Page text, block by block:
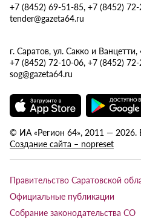
+7 (8452) 69-51-85, +7 (8452)
tender@gazeta64.ru
г. Саратов, ул. Сакко и Ванцетти,
+7 (8452) 72-10-06, +7 (8452)
sog@gazeta64.ru
© ИА «Регион 64», 2011 — 2026.
Создание сайта – nopreset
Правительство Саратовской
Официальные публикации
Собрание законодательства СО